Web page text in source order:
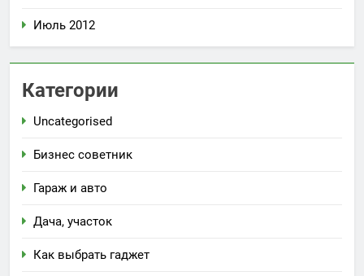
Июль 2012
Категории
Uncategorised
Бизнес советник
Гараж и авто
Дача, участок
Как выбрать гаджет